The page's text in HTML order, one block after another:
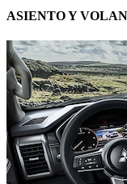
ASIENTO Y